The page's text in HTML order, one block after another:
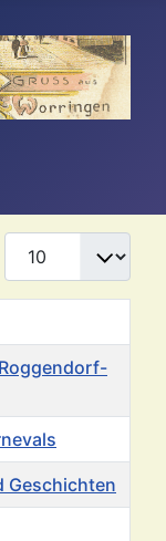
Anzeige #
Geschichten